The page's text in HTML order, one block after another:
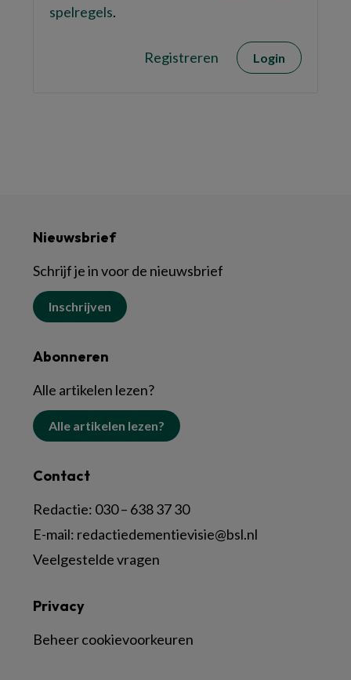
spelregels.
Registreren Login
Nieuwsbrief
Schrijf je in voor de nieuwsbrief
Inschrijven
Abonneren
Alle artikelen lezen?
Alle artikelen lezen?
Contact
Redactie: 030 – 638 37 30
E-mail: redactiedementievisie@bsl.nl
Veelgestelde vragen
Privacy
Beheer cookievoorkeuren